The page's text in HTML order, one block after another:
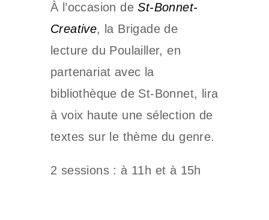
À l’occasion deSt-Bonnet-
Creative, la Brigade de
lecture du Poulailler, en
partenariat avec la
bibliothèque de St-Bonnet, lira
à voix haute une sélection de
textes sur le thème du genre.
2 sessions : à 11h et à 15h